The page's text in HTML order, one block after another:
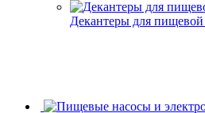
Декантеры для